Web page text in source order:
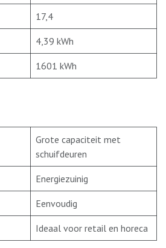
17,4
4,39 kWh
1601 kWh
Grote capaciteit met
schuifdeuren
Energiezuinig
Eenvoudig
Ideaal voor retail en horeca